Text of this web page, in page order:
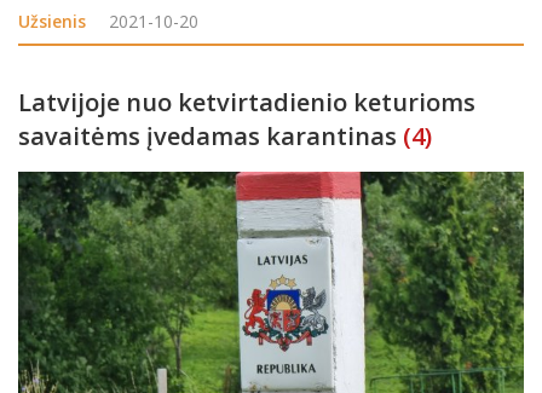
augimą. Atitinkamą vyriausybės planą V. Putinas patvirtino, šaliai
užregistravus paros antirekordą
Užsienis 2021-10-20
Latvijoje nuo ketvirtadienio keturioms
savaitėms įvedamas karantinas (4)